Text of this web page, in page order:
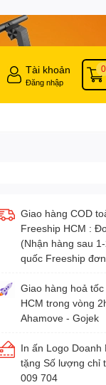
Tài khoản
Đăng nhập
0
Giao hàng COD
Freeship HCM :
(Nhận hàng sau
quốc Freeship
Giao hàng hoả
HCM trong vòng
Ahamove - Gojek
In ấn Logo Doanh
tặng Số lượng chỉ
009 704